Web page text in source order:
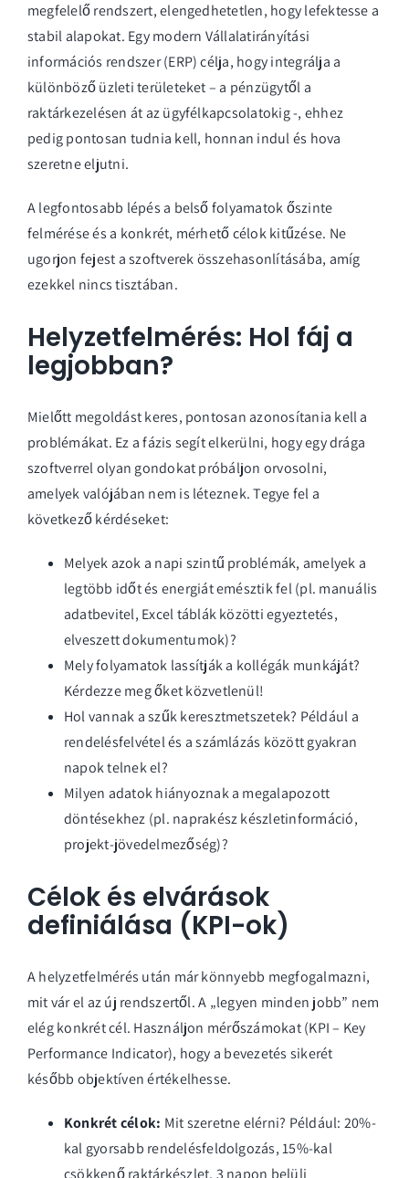
megfelelő rendszert, elengedhetetlen, hogy lefektesse a
stabil alapokat. Egy modern Vállalatirányítási
információs rendszer (ERP)célja, hogy integrálja a
különböző üzleti területeket – a pénzügytől a
raktárkezelésen át az ügyfélkapcsolatokig -, ehhez
pedig pontosan tudnia kell, honnan indul és hova
szeretne eljutni.
A legfontosabb lépés a belső folyamatok őszinte
felmérése és a konkrét, mérhető célok kitűzése. Ne
ugorjon fejest a szoftverek összehasonlításába, amíg
ezekkel nincs tisztában.
Helyzetfelmérés: Hol fáj a
legjobban?
Mielőtt megoldást keres, pontosan azonosítania kell a
problémákat. Ez a fázis segít elkerülni, hogy egy drága
szoftverrel olyan gondokat próbáljon orvosolni,
amelyek valójában nem is léteznek. Tegye fel a
következő kérdéseket:
Melyek azok a napi szintű problémák, amelyek a
legtöbb időt és energiát emésztik fel (pl. manuális
adatbevitel, Excel táblák közötti egyeztetés,
elveszett dokumentumok)?
Mely folyamatok lassítják a kollégák munkáját?
Kérdezze meg őket közvetlenül!
Hol vannak a szűk keresztmetszetek? Például a
rendelésfelvétel és a számlázás között gyakran
napok telnek el?
Milyen adatok hiányoznak a megalapozott
döntésekhez (pl. naprakész készletinformáció,
projekt-jövedelmezőség)?
Célok és elvárások
definiálása (KPI-ok)
A helyzetfelmérés után már könnyebb megfogalmazni,
mit vár el az új rendszertől. A „legyen minden jobb” nem
elég konkrét cél. Használjon mérőszámokat (KPI – Key
Performance Indicator), hogy a bevezetés sikerét
később objektíven értékelhesse.
Konkrét célok: Mit szeretne elérni? Például: 20%-
kal gyorsabb rendelésfeldolgozás, 15%-kal
csökkenő raktárkészlet, 3 napon belüli